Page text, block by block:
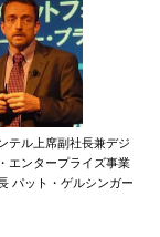
テル上席副社長兼デジ
エンタープライズ事業
パット・ゲルシンガー